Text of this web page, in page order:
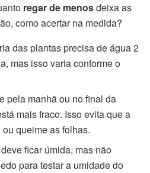
regar de menosdeixa as
como acertar na medida?
das plantas precisa de água 2
mas isso varia conforme o
pela manhã ou no final da
mais fraco. Isso evita que a
queime as folhas.
ficar úmida, mas não
para testar a umidade do